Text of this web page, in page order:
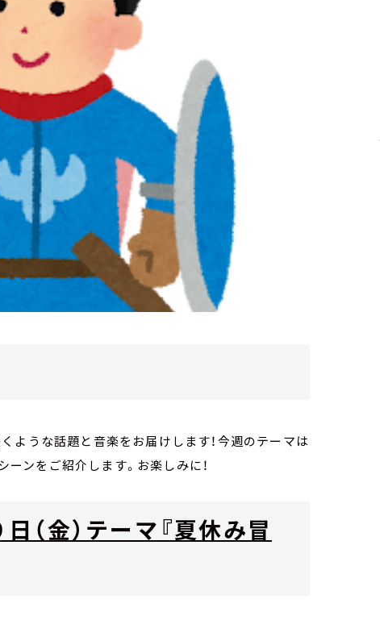
ような話題と音楽をお届けします！今週のテーマは
ーンをご紹介します。お楽しみに！
（金）テーマ『夏休み冒